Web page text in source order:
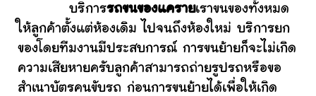
บริการรถขนของแครายเราขนของทั้งหมด
ให้ลูกค้าตั้งแต่ห้องเดิม ไปจนถึงห้องใหม่ บริการยก
ของโดยทีมงานมีประสบการณ์ การขนย้ายก็จะไม่เกิด
ความเสียหายครับลูกค้าสามารถถ่ายรูปรถหรือขอ
สำเนาบัตรคนขับรถ ก่อนการขนย้ายได้เพื่อให้เกิด